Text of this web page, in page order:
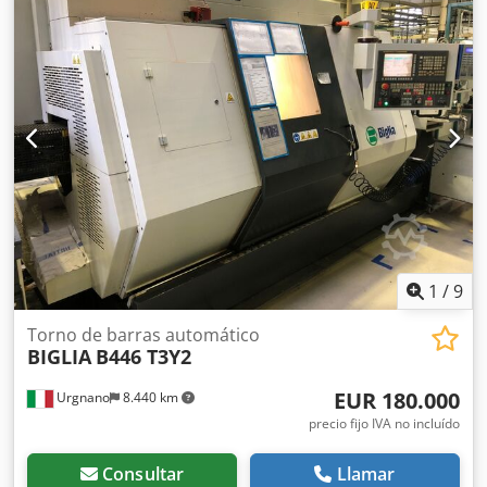
Velocidad máxima de giro: ±3500 RPM Pantalla digital.
1 /9
Urgnano 8.440 km
Torno de barras automático
BIGLIA B446 T3Y2
EUR 180.000
precio fijo IVA no incluído
Consultar Llamar